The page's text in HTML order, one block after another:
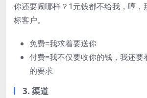
你还要闹哪样？1元钱都不给我，哼，
标客户。
免费=我求着要送你
付费=我不仅要收你的钱，我还要
的要求
3. 渠道